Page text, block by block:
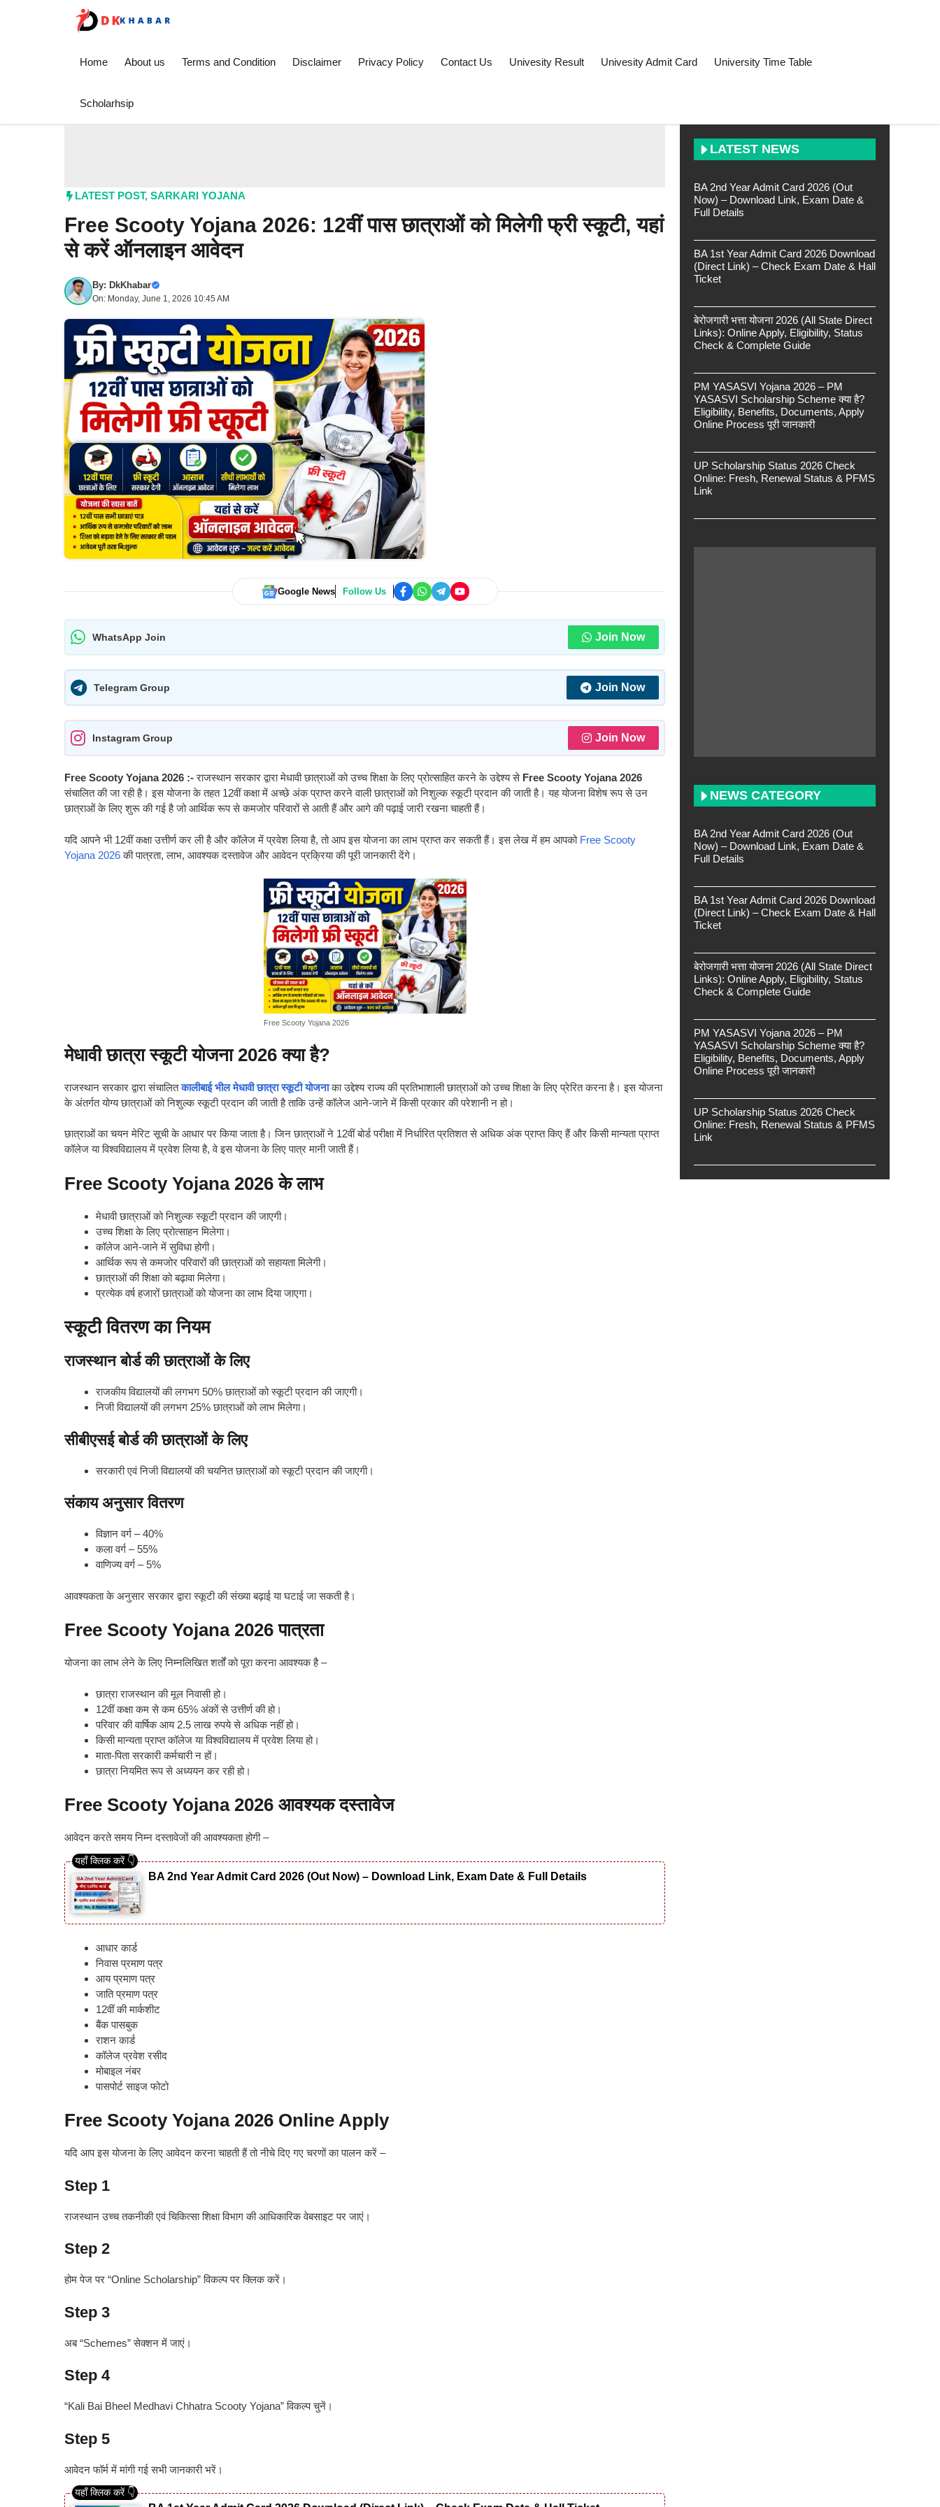
Home About us Terms and Condition Disclaimer Privacy Policy Contact Us Univesity Result Univesity Admit Card University Time Table
Scholarhsip
LATEST POST, SARKARI YOJANA
Free Scooty Yojana 2026: 12वीं पास छात्राओं को मिलेगी फ्री स्कूटी, यहां
से करें ऑनलाइन आवेदन
By: DkKhabar
On: Monday, June 1, 2026 10:45 AM
Google News Follow Us
WhatsApp Join Join Now
Telegram Group Join Now
Instagram Group Join Now
Free Scooty Yojana 2026 :-राजस्थान सरकार द्वारा मेधावी छात्राओं को उच्च शिक्षा के लिए प्रोत्साहित करने के उद्देश्य से Free Scooty Yojana 2026
संचालित की जा रही है। इस योजना के तहत 12वीं कक्षा में अच्छे अंक प्राप्त करने वाली छात्राओं को निशुल्क स्कूटी प्रदान की जाती है। यह योजना विशेष रूप से उन
छात्राओं के लिए शुरू की गई है जो आर्थिक रूप से कमजोर परिवारों से आती हैं और आगे की पढ़ाई जारी रखना चाहती हैं।
यदि आपने भी 12वीं कक्षा उत्तीर्ण कर ली है और कॉलेज में प्रवेश लिया है, तो आप इस योजना का लाभ प्राप्त कर सकती हैं। इस लेख में हम आपको Free Scooty
Yojana 2026की पात्रता, लाभ, आवश्यक दस्तावेज और आवेदन प्रक्रिया की पूरी जानकारी देंगे।
Free Scooty Yojana 2026
मेधावी छात्रा स्कूटी योजना 2026 क्या है?
राजस्थान सरकार द्वारा संचालितकालीबाई भील मेधावी छात्रा स्कूटी योजनाका उद्देश्य राज्य की प्रतिभाशाली छात्राओं को उच्च शिक्षा के लिए प्रेरित करना है। इस योजना
के अंतर्गत योग्य छात्राओं को निशुल्क स्कूटी प्रदान की जाती है ताकि उन्हें कॉलेज आने-जाने में किसी प्रकार की परेशानी न हो।
छात्राओं का चयन मेरिट सूची के आधार पर किया जाता है। जिन छात्राओं ने 12वीं बोर्ड परीक्षा में निर्धारित प्रतिशत से अधिक अंक प्राप्त किए हैं और किसी मान्यता प्राप्त
कॉलेज या विश्वविद्यालय में प्रवेश लिया है, वे इस योजना के लिए पात्र मानी जाती हैं।
Free Scooty Yojana 2026 के लाभ
मेधावी छात्राओं को निशुल्क स्कूटी प्रदान की जाएगी।
उच्च शिक्षा के लिए प्रोत्साहन मिलेगा।
कॉलेज आने-जाने में सुविधा होगी।
आर्थिक रूप से कमजोर परिवारों की छात्राओं को सहायता मिलेगी।
छात्राओं की शिक्षा को बढ़ावा मिलेगा।
प्रत्येक वर्ष हजारों छात्राओं को योजना का लाभ दिया जाएगा।
स्कूटी वितरण का नियम
राजस्थान बोर्ड की छात्राओं के लिए
राजकीय विद्यालयों की लगभग 50% छात्राओं को स्कूटी प्रदान की जाएगी।
निजी विद्यालयों की लगभग 25% छात्राओं को लाभ मिलेगा।
सीबीएसई बोर्ड की छात्राओं के लिए
सरकारी एवं निजी विद्यालयों की चयनित छात्राओं को स्कूटी प्रदान की जाएगी।
संकाय अनुसार वितरण
विज्ञान वर्ग – 40%
कला वर्ग – 55%
वाणिज्य वर्ग – 5%
आवश्यकता के अनुसार सरकार द्वारा स्कूटी की संख्या बढ़ाई या घटाई जा सकती है।
Free Scooty Yojana 2026 पात्रता
योजना का लाभ लेने के लिए निम्नलिखित शर्तों को पूरा करना आवश्यक है –
छात्रा राजस्थान की मूल निवासी हो।
12वीं कक्षा कम से कम 65% अंकों से उत्तीर्ण की हो।
परिवार की वार्षिक आय 2.5 लाख रुपये से अधिक नहीं हो।
किसी मान्यता प्राप्त कॉलेज या विश्वविद्यालय में प्रवेश लिया हो।
माता-पिता सरकारी कर्मचारी न हों।
छात्रा नियमित रूप से अध्ययन कर रही हो।
Free Scooty Yojana 2026 आवश्यक दस्तावेज
आवेदन करते समय निम्न दस्तावेजों की आवश्यकता होगी –
BA 2nd Year Admit Card 2026 (Out Now) – Download Link, Exam Date & Full Details
आधार कार्ड
निवास प्रमाण पत्र
आय प्रमाण पत्र
जाति प्रमाण पत्र
12वीं की मार्कशीट
बैंक पासबुक
राशन कार्ड
कॉलेज प्रवेश रसीद
मोबाइल नंबर
पासपोर्ट साइज फोटो
Free Scooty Yojana 2026 Online Apply
यदि आप इस योजना के लिए आवेदन करना चाहती हैं तो नीचे दिए गए चरणों का पालन करें –
Step 1
राजस्थान उच्च तकनीकी एवं चिकित्सा शिक्षा विभाग की आधिकारिक वेबसाइट पर जाएं।
Step 2
होम पेज पर “Online Scholarship” विकल्प पर क्लिक करें।
Step 3
अब “Schemes” सेक्शन में जाएं।
Step 4
“Kali Bai Bheel Medhavi Chhatra Scooty Yojana” विकल्प चुनें।
Step 5
आवेदन फॉर्म में मांगी गई सभी जानकारी भरें।
LATEST NEWS
BA 2nd Year Admit Card 2026 (Out
Now) – Download Link, Exam Date &
Full Details
BA 1st Year Admit Card 2026 Download
(Direct Link) – Check Exam Date & Hall
Ticket
बेरोजगारी भत्ता योजना 2026 (All State Direct
Links): Online Apply, Eligibility, Status
Check & Complete Guide
PM YASASVI Yojana 2026 – PM
YASASVI Scholarship Scheme क्या है?
Eligibility, Benefits, Documents, Apply
Online Process पूरी जानकारी
UP Scholarship Status 2026 Check
Online: Fresh, Renewal Status & PFMS
Link
NEWS CATEGORY
BA 2nd Year Admit Card 2026 (Out
Now) – Download Link, Exam Date &
Full Details
BA 1st Year Admit Card 2026 Download
(Direct Link) – Check Exam Date & Hall
Ticket
बेरोजगारी भत्ता योजना 2026 (All State Direct
Links): Online Apply, Eligibility, Status
Check & Complete Guide
PM YASASVI Yojana 2026 – PM
YASASVI Scholarship Scheme क्या है?
Eligibility, Benefits, Documents, Apply
Online Process पूरी जानकारी
UP Scholarship Status 2026 Check
Online: Fresh, Renewal Status & PFMS
Link